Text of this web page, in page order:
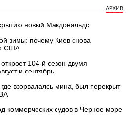
АРХИВ
новый Макдональдс
зимы: почему Киев снова
США
104-й сезон двумя
и сентябрь
взорвалалсь мина, был перекрыт
коммерческих судов в Черное море